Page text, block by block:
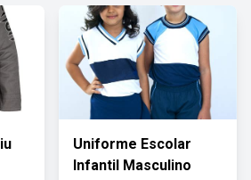
Uniforme Escolar
Infantil Masculino